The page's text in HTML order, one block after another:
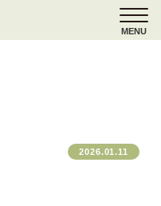
MENU
2026.01.11